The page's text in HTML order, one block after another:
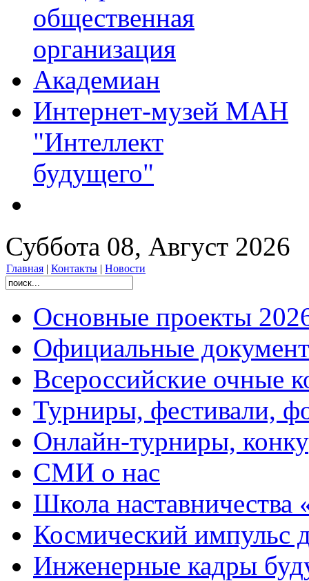
общественная
организация
Академиан
Интернет-музей МАН
"Интеллект
будущего"
Суббота 08, Август 2026
Главная | Контакты | Новости
Основные проекты
Официальные
Всероссийские очные
Турниры, фестивали,
Онлайн-турниры,
СМИ о нас
Школа
Космический импульс
Инженерные кадры